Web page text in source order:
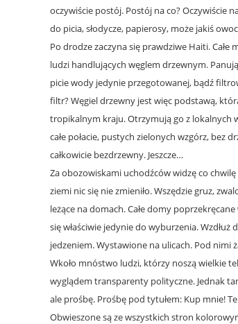
oczywiście postój. Postój na co? Oczywiście
do picia, słodycze, papierosy, może jakiś
Po drodze zaczyna się prawdziwe Haiti.
ludzi handlujących węglem drzewnym.
picie wody jedynie przegotowanej, bądź
filtr? Węgiel drzewny jest więc podstawą,
tropikalnym kraju. Otrzymują go z lokalnych
całe połacie, pustych zielonych wzgórz, bez
całkowicie bezdrzewny. Jeszcze…
Za obozowiskami uchodźców widzę co
ziemi nic się nie zmieniło. Wszędzie gruz,
leżące na domach. Całe domy
się właściwie jedynie do wyburzenia. Wzdłuż
jedzeniem. Wystawione na ulicach. Pod nimi
Wkoło mnóstwo ludzi, którzy noszą wielkie
wyglądem transparenty polityczne. Jednak
ale prośbę. Prośbę pod tytułem: Kup mnie!
Obwieszone są ze wszystkich stron